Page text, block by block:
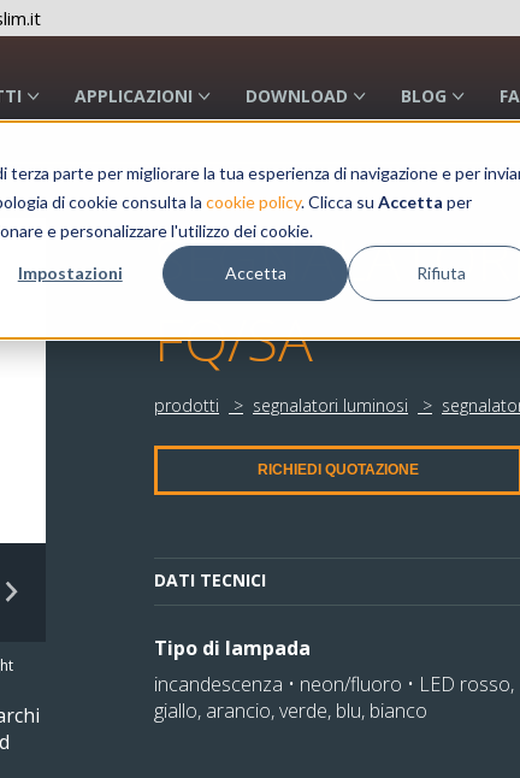
parte per migliorare la tua esperienza di navigazione e per
di cookie consulta la cookie policy. Clicca su Accetta per
e personalizzare l'utilizzo dei cookie.
Impostazioni Accetta Rifiuta
APPLICAZIONI DOWNLOAD BLOG
FQ/SA
prodotti segnalatori luminosi
RICHIEDI QUOTAZIONE
DATI TECNICI
Tipo di lampada
incandescenza • neon/fluoro • LED rosso,
giallo, arancio, verde, blu, bianco